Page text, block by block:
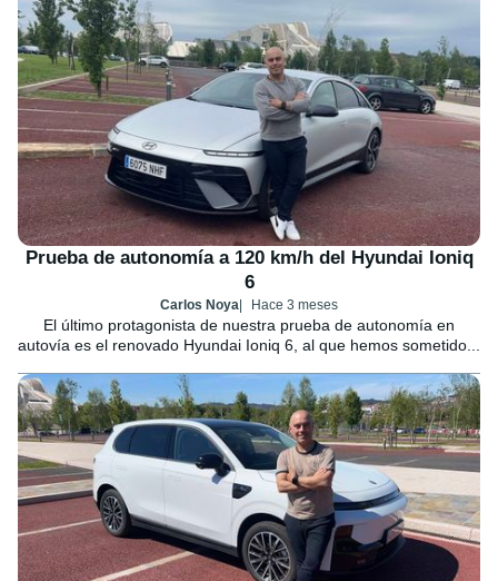
Prueba de autonomía a 120 km/h del Hyundai Ioniq
6
Carlos Noya Hace 3 meses
El último protagonista de nuestra prueba de autonomía en
autovía es el renovado Hyundai Ioniq 6, al que hemos sometido...